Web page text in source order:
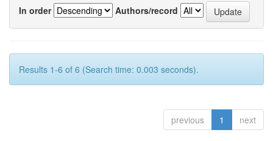
In order
Authors/record
Results 1-6 of 6 (Search time: 0.003 seconds).
previous 1 next